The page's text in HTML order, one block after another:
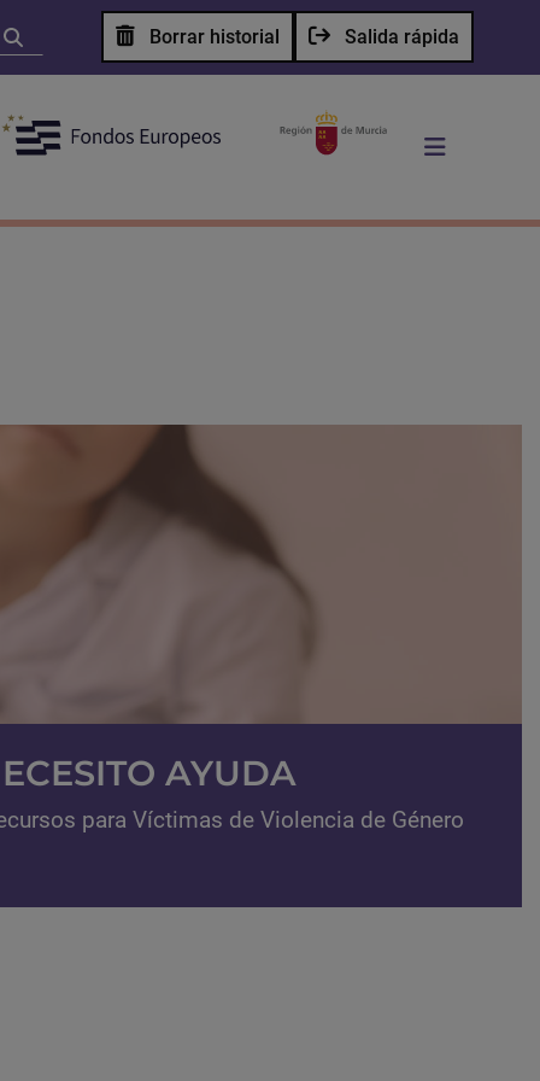
Borrar historial Salida rápida
AYUDA
para Víctimas de Violencia de Género